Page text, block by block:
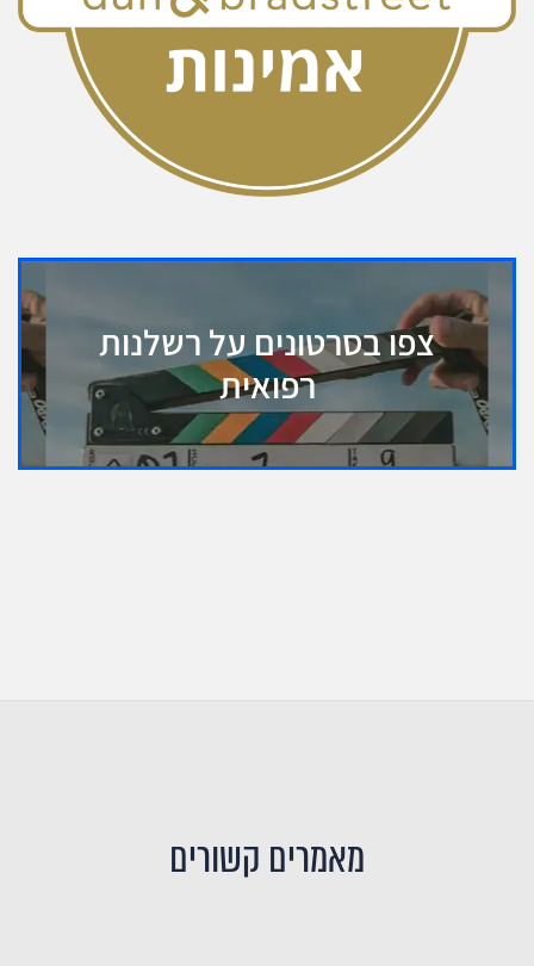
צפו בסרטונים על רשלנות
רפואית
מאמרים קשורים